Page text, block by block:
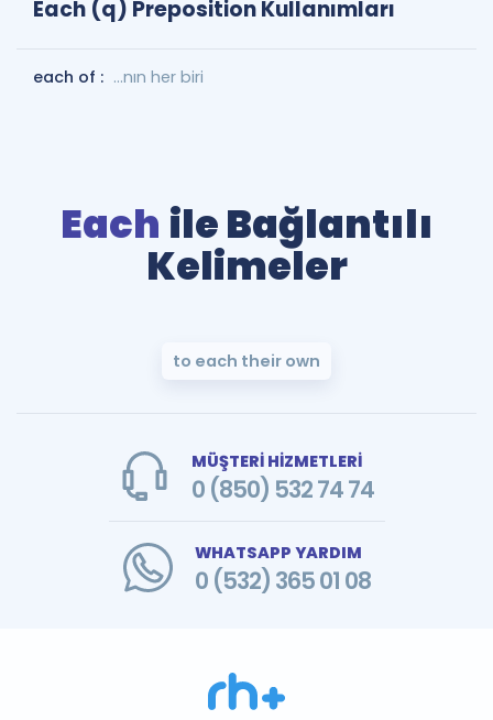
Each (q) Preposition Kullanımları
each of : ...nın her biri
Each ile Bağlantılı
Kelimeler
to each their own
MÜŞTERİ HİZMETLERİ
0 (850) 532 74 74
WHATSAPP YARDIM
0 (532) 365 01 08